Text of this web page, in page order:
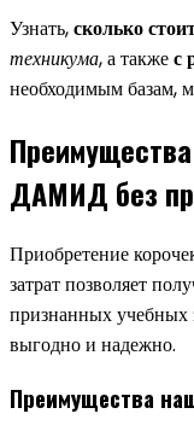
Узнать,сколько
техникума, а такжес
необходимым базам,
ДАМИД без
Приобретение
затрат позволяет
признанных учебных
выгодно и надежно.
Преимущества